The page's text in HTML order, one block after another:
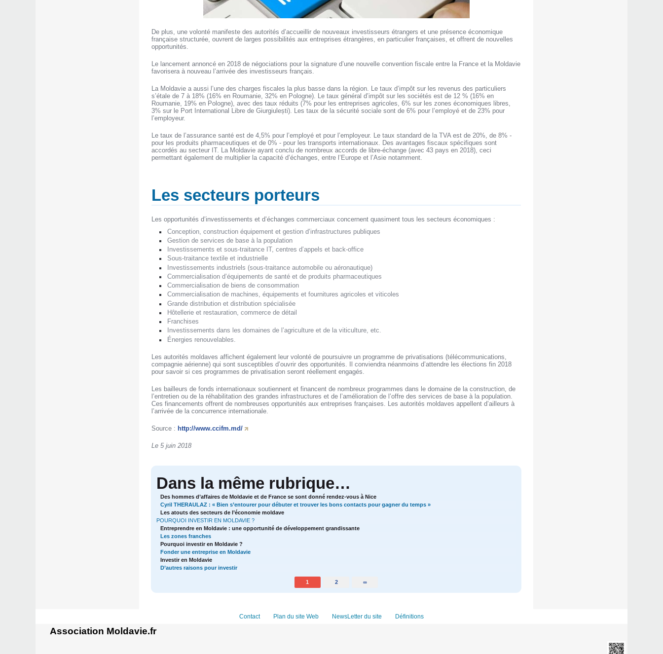
De plus, une volonté manifeste des autorités d’accueillir de nouveaux investisseurs étrangers et une présence économique
française structurée, ouvrent de larges possibilités aux entreprises étrangères, en particulier françaises, et offrent de nouvelles
opportunités.
Le lancement annoncé en 2018 de négociations pour la signature d’une nouvelle convention fiscale entre la France et la Moldavie
favorisera à nouveau l’arrivée des investisseurs français.
La Moldavie a aussi l’une des charges fiscales la plus basse dans la région. Le taux d’impôt sur les revenus des particuliers
s’étale de 7 à 18% (16% en Roumanie, 32% en Pologne). Le taux général d’impôt sur les sociétés est de 12 % (16% en
Roumanie, 19% en Pologne), avec des taux réduits (7% pour les entreprises agricoles, 6% sur les zones économiques libres,
3% sur le Port International Libre de Giurgiulești). Les taux de la sécurité sociale sont de 6% pour l’employé et de 23% pour
l’employeur.
Le taux de l’assurance santé est de 4,5% pour l’employé et pour l’employeur. Le taux standard de la TVA est de 20%, de 8% -
pour les produits pharmaceutiques et de 0% - pour les transports internationaux. Des avantages fiscaux spécifiques sont
accordés au secteur IT. La Moldavie ayant conclu de nombreux accords de libre-échange (avec 43 pays en 2018), ceci
permettant également de multiplier la capacité d’échanges, entre l’Europe et l’Asie notamment.
Les secteurs porteurs
Les opportunités d’investissements et d’échanges commerciaux concernent quasiment tous les secteurs économiques :
Conception, construction équipement et gestion d’infrastructures publiques
Gestion de services de base à la population
Investissements et sous-traitance IT, centres d’appels et back-office
Sous-traitance textile et industrielle
Investissements industriels (sous-traitance automobile ou aéronautique)
Commercialisation d’équipements de santé et de produits pharmaceutiques
Commercialisation de biens de consommation
Commercialisation de machines, équipements et fournitures agricoles et viticoles
Grande distribution et distribution spécialisée
Hôtellerie et restauration, commerce de détail
Franchises
Investissements dans les domaines de l’agriculture et de la viticulture, etc.
Énergies renouvelables.
Les autorités moldaves affichent également leur volonté de poursuivre un programme de privatisations (télécommunications,
compagnie aérienne) qui sont susceptibles d’ouvrir des opportunités. Il conviendra néanmoins d’attendre les élections fin 2018
pour savoir si ces programmes de privatisation seront réellement engagés.
Les bailleurs de fonds internationaux soutiennent et financent de nombreux programmes dans le domaine de la construction, de
l’entretien ou de la réhabilitation des grandes infrastructures et de l’amélioration de l’offre des services de base à la population.
Ces financements offrent de nombreuses opportunités aux entreprises françaises. Les autorités moldaves appellent d’ailleurs à
l’arrivée de la concurrence internationale.
Source : http://www.ccifm.md/
Le 5 juin 2018
Dans la même rubrique…
Des hommes d’affaires de Moldavie et de France se sont donné rendez-vous à Nice
Cyril THERAULAZ : « Bien s’entourer pour débuter et trouver les bons contacts pour gagner du temps »
Les atouts des secteurs de l’économie moldave
POURQUOI INVESTIR EN MOLDAVIE ?
Entreprendre en Moldavie : une opportunité de développement grandissante
Les zones franches
Pourquoi investir en Moldavie ?
Fonder une entreprise en Moldavie
Investir en Moldavie
D’autres raisons pour investir
1 2 ∞
Contact Plan du site Web NewsLetter du site Définitions
Association Moldavie.fr